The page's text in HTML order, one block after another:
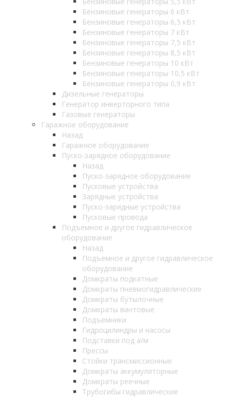
Бензиновые генераторы 6 кВт
Бензиновые генераторы 6,5 кВт
Бензиновые генераторы 7 кВт
Бензиновые генераторы 7,5 кВт
Бензиновые генераторы 8,5 кВт
Бензиновые генераторы 10 кВт
Бензиновые генераторы 10,5 кВт
Бензиновые генераторы 0,9 кВт
Дизельные генераторы
Генератор инверторного типа
Газовые генераторы
Гаражное оборудование
Назад
Гаражное оборудование
Пуско-зарядное оборудование
Назад
Пуско-зарядное оборудование
Пусковые устройства
Зарядные устройства
Пуско-зарядные устройства
Пусковые провода
Подъемное и другое гидравлическое
оборудование
Назад
Подъемное и другое гидравлическое
оборудование
Домкраты подкатные
Домкраты пневмогидравлические
Домкраты бутылочные
Домкраты винтовые
Подъемники
Гидроцилиндры и насосы
Подставки под а/м
Прессы
Стойки трансмиссионные
Домкраты аккумуляторные
Домкраты реечные
Трубогибы гидравлические